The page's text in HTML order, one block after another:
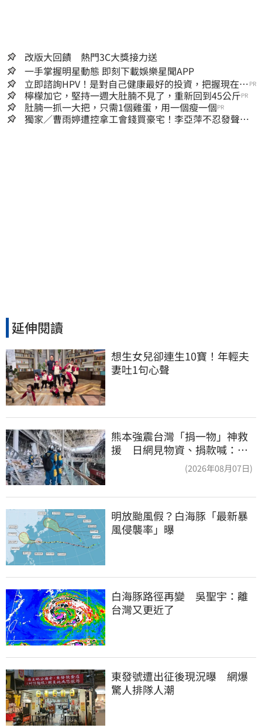
改版大回饋 熱門3C大獎接力送
一手掌握明星動態 即刻下載娛樂星聞APP
立即諮詢HPV！是對自己健康最好的投資，把握現在不
嫌晚！
PR
檸檬加它，堅持一週大肚腩不見了，重新回到45公斤PR
肚腩一抓一大把，只需1個雞蛋，用一個瘦一個PR
獨家／曹雨婷遭控拿工會錢買豪宅！李亞萍不忍發聲：
延伸閱讀
想生女兒卻連生10寶！年輕夫
妻吐1句心聲
熊本強震台灣「捐一物」神救
援 日網見物資、捐款喊：給
(2026年08月07日)
明放颱風假？白海豚「最新暴
風侵襲率」曝
白海豚路徑再變　吳聖宇：離
台灣又更近了
東發號遭出征後現況曝　網爆
驚人排隊人潮